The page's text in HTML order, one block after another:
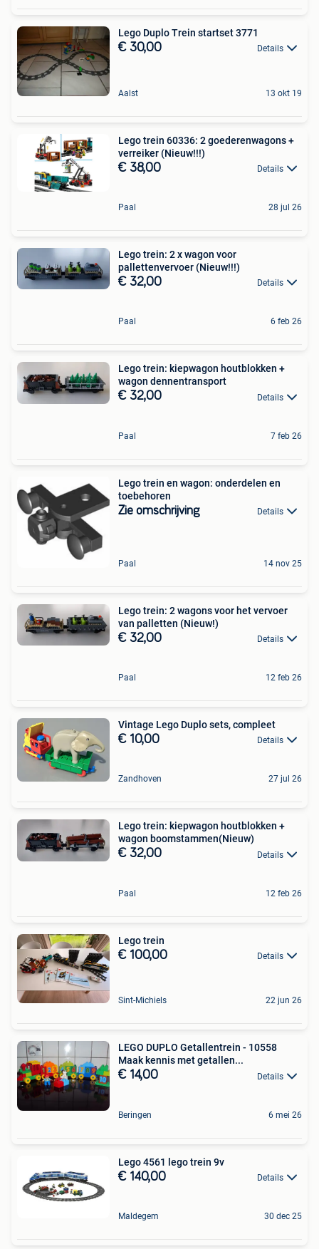
Lego Duplo Trein startset 3771
€ 30,00 Details
Aalst 13 okt 19
Lego trein 60336: 2 goederenwagons +
verreiker (Nieuw!!!)
€ 38,00 Details
Paal 28 jul 26
Lego trein: 2 x wagon voor
pallettenvervoer (Nieuw!!!)
€ 32,00 Details
Paal 6 feb 26
Lego trein: kiepwagon houtblokken +
wagon dennentransport
€ 32,00 Details
Paal 7 feb 26
Lego trein en wagon: onderdelen en
toebehoren
Zie omschrijving Details
Paal 14 nov 25
Lego trein: 2 wagons voor het vervoer
van palletten (Nieuw!)
€ 32,00 Details
Paal 12 feb 26
Vintage Lego Duplo sets, compleet
€ 10,00 Details
Zandhoven 27 jul 26
Lego trein: kiepwagon houtblokken +
wagon boomstammen(Nieuw)
€ 32,00 Details
Paal 12 feb 26
Lego trein
€ 100,00 Details
Sint-Michiels 22 jun 26
LEGO DUPLO Getallentrein - 10558
Maak kennis met getallen...
€ 14,00 Details
Beringen 6 mei 26
Lego 4561 lego trein 9v
€ 140,00 Details
Maldegem 30 dec 25